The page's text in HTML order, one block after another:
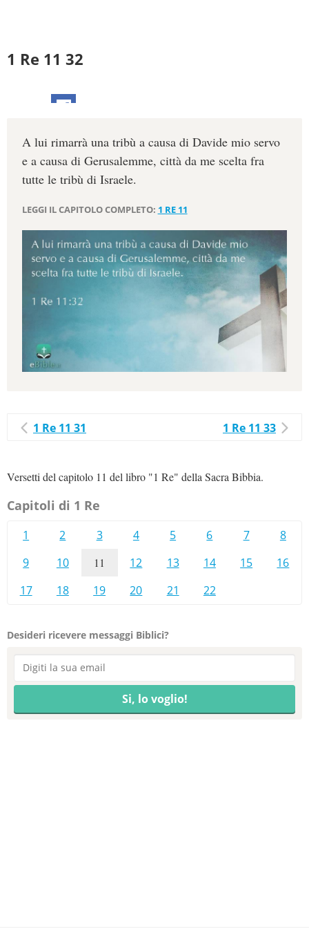
1 Re 11 32
A lui rimarrà una tribù a causa di Davide mio servo
e a causa di Gerusalemme, città da me scelta fra
tutte le tribù di Israele.
LEGGI IL CAPITOLO COMPLETO: 1 RE 11
1 Re 11 31 1 Re 11 33
Versetti del capitolo 11 del libro "1 Re" della Sacra Bibbia.
Capitoli di 1 Re
1 2 3 4 5 6 7
8
9
10 11 12 13 14 15
16
17
18 19 20 21 22
Desideri ricevere messaggi Biblici?